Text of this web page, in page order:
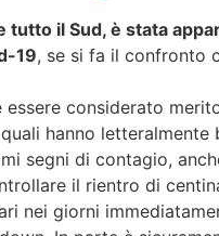
tutto il Sud, è stata
19, se si fa il confronto
considerato
hanno letteralmente
segni di contagio,
il rientro di
nei giorni